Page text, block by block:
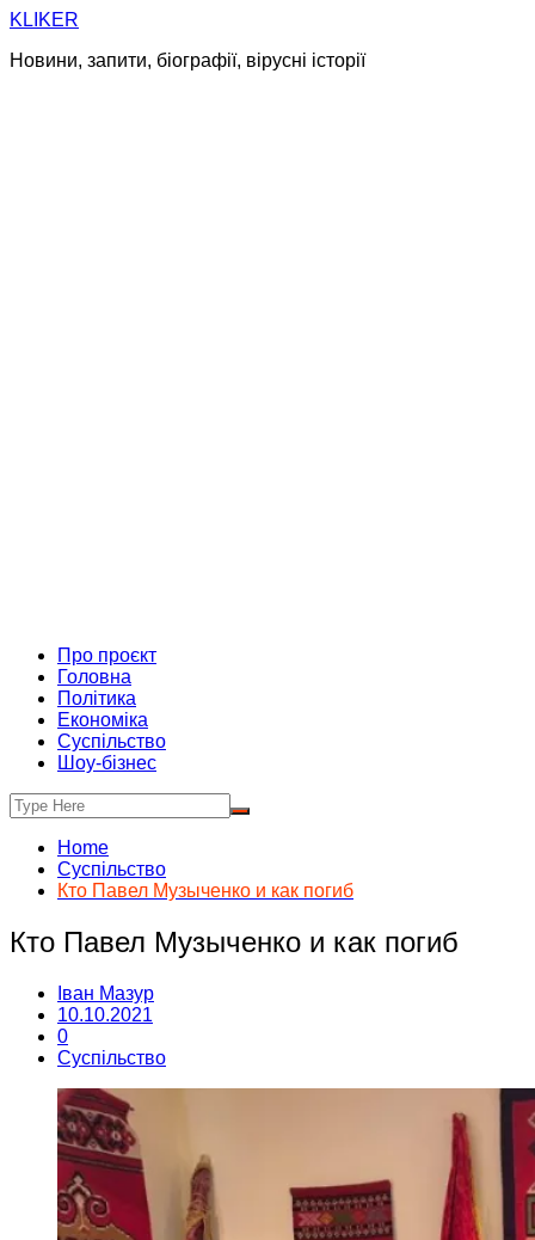
Skip
content
KLIKER
Новини, запити, біографії, вірусні історії
Про проєкт
Головна
Політика
Економіка
Суспільство
Шоу-бізнес
Home
Суспільство
Кто Павел Музыченко и как погиб
Кто Павел Музыченко и как погиб
Іван Мазур
10.10.2021
0
Суспільство